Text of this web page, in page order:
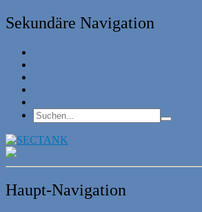
Sekundäre Navigation
Haupt-Navigation